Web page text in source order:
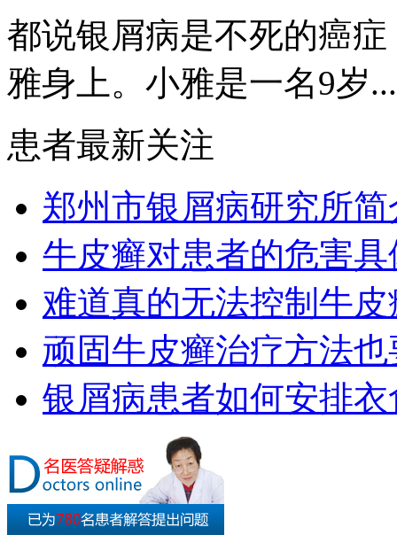
都说银屑病是不死的癌
雅身上。小雅是一名9岁...
患者最新关注
郑州市银屑病研究所简
牛皮癣对患者的危害
难道真的无法控制牛
顽固牛皮癣治疗方法也
银屑病患者如何安排